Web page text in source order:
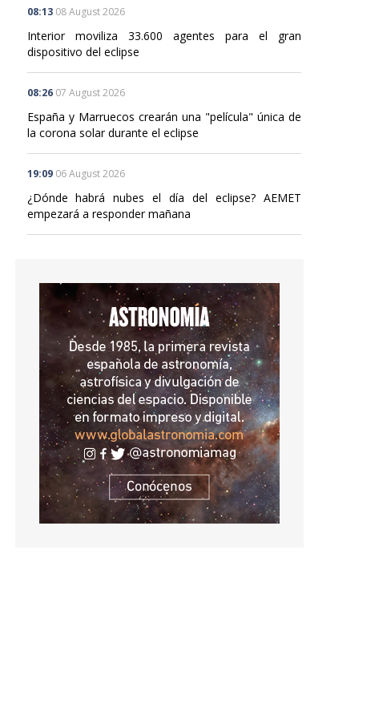
08:13 08 August 2026
Interior moviliza 33.600 agentes para el gran
dispositivo del eclipse
08:26 07 August 2026
España y Marruecos crearán una "película" única de
la corona solar durante el eclipse
19:09 06 August 2026
¿Dónde habrá nubes el día del eclipse? AEMET
empezará a responder mañana